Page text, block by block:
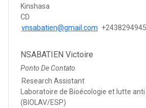
Kinshasa
CD
vnsabatien@gmail.com
NSABATIEN Victoire
Ponto De Contato
Research Assistant
Laboratoire de Bioécologie et lutte
(BIOLAV/ESP)